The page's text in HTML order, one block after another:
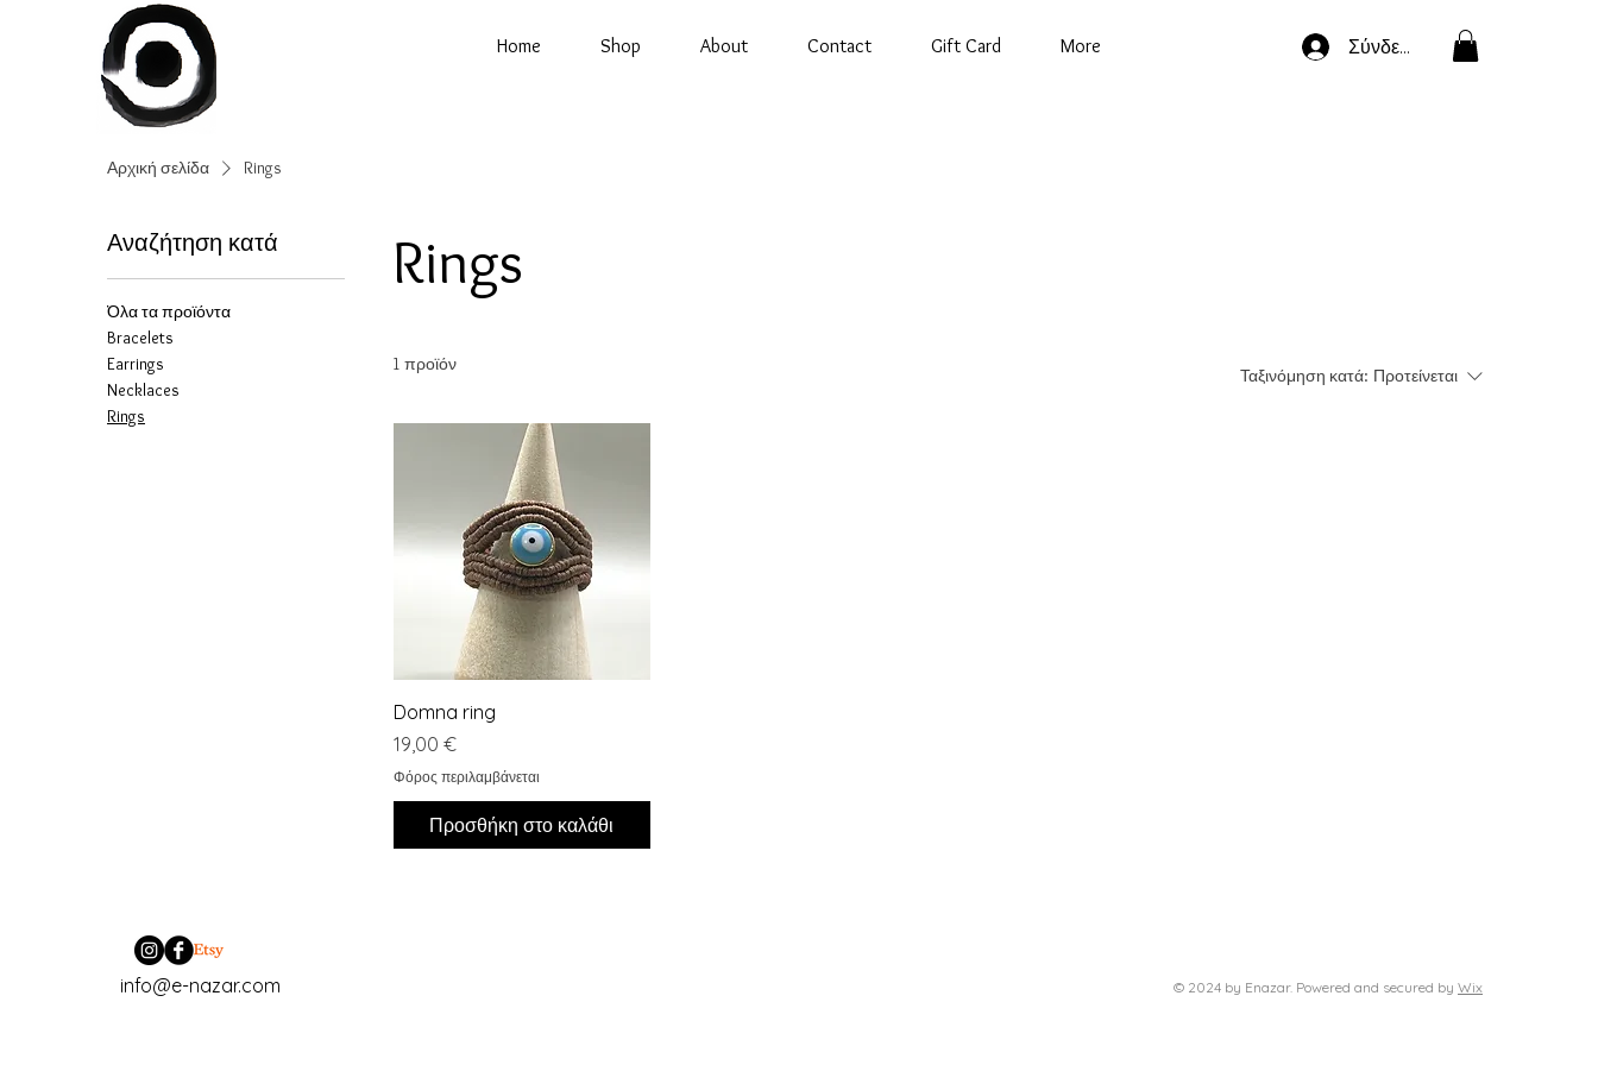
Home Shop About Contact Gift Card More Σύνδεση
Αρχική σελίδα Rings
Αναζήτηση κατά
Όλα τα προϊόντα
Bracelets
Earrings
Necklaces
Rings
Rings
1 προϊόν
Ταξινόμηση κατά: Προτείνεται
Γρήγορη προβολή
Domna ring
Τιμή
19,00 €
Φόρος περιλαμβάνεται
Προσθήκη στο καλάθι
info@e-nazar.com © 2024 by Enazar. Powered and secured by Wix